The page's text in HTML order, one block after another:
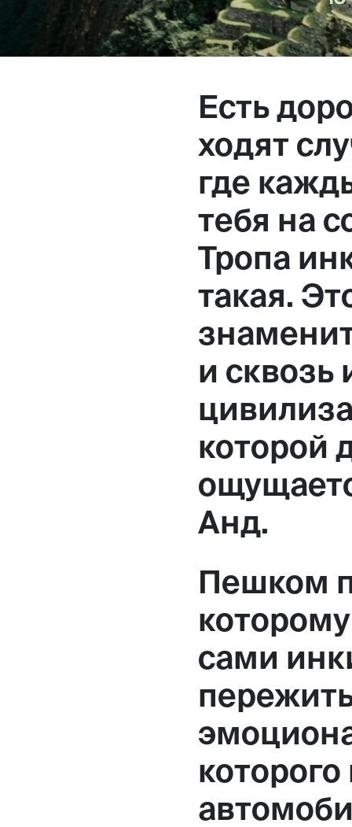
ГалереяОтзывыFAQ
+7 925 836 16 98
info@powerofterritory.ru
Большая
вход 10, 3 этаж, КП «Дизайн
Есть
ходят
где
тебя на
Тропа
такая.
и сквозь
которой
Анд.
Пешком
сами